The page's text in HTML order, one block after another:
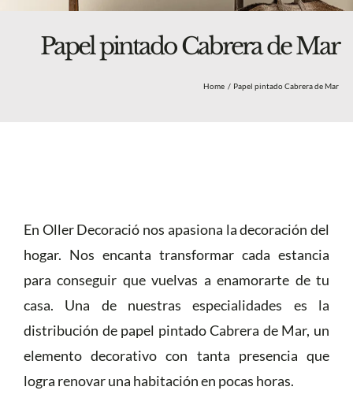
Nosotros
Papel pintado Cabrera de Mar
Home Papel pintado Cabrera de Mar
En Oller Decoració nos apasiona la decoración del
hogar. Nos encanta transformar cada estancia
para conseguir que vuelvas a enamorarte de tu
casa. Una de nuestras especialidades es la
distribución de papel pintado Cabrera de Mar, un
elemento decorativo con tanta presencia que
logra renovar una habitación en pocas horas.